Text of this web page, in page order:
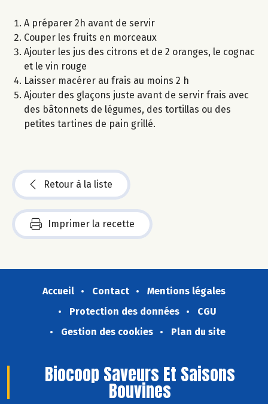
A préparer 2h avant de servir
Couper les fruits en morceaux
Ajouter les jus des citrons et de 2 oranges, le cognac
et le vin rouge
Laisser macérer au frais au moins 2 h
Ajouter des glaçons juste avant de servir frais avec
des bâtonnets de légumes, des tortillas ou des
petites tartines de pain grillé.
Retour à la liste
Imprimer la recette
Accueil Contact
Mentions légales
Protection des données
CGU
Gestion des cookies
Plan du site
Biocoop Saveurs Et Saisons
Bouvines